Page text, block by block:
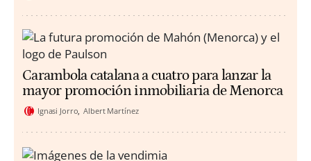
Carambola catalana a cuatro para lanzar la
mayor promoción inmobiliaria de Menorca
Ignasi Jorro Albert Martínez